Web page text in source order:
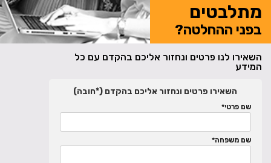
מתלבטים
בפני ההחלטה?
השאירו לנו פרטים ונחזור אליכם בהקדם עם כל
המידע
השאירו פרטים ונחזור אליכם בהקדם (*חובה)
שם פרטי*
שם משפחה*